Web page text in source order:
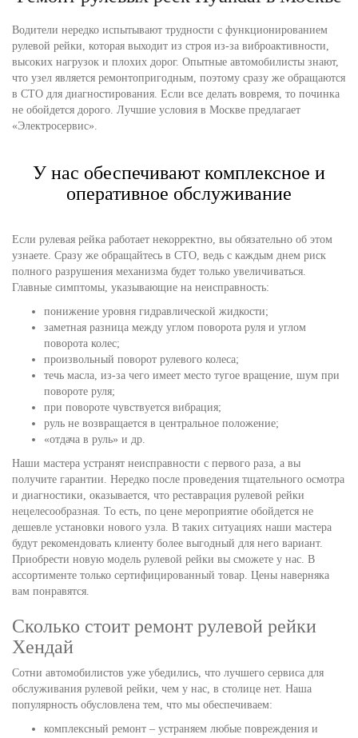
Водители нередко испытывают трудности с функционированием
рулевой рейки, которая выходит из строя из-за виброактивности,
высоких нагрузок и плохих дорог. Опытные автомобилисты знают,
что узел является ремонтопригодным, поэтому сразу же обращаются
в СТО для диагностирования. Если все делать вовремя, то починка
не обойдется дорого. Лучшие условия в Москве предлагает
«Электросервис».
У нас обеспечивают комплексное и
оперативное обслуживание
Если рулевая рейка работает некорректно, вы обязательно об этом
узнаете. Сразу же обращайтесь в СТО, ведь с каждым днем риск
полного разрушения механизма будет только увеличиваться.
Главные симптомы, указывающие на неисправность:
понижение уровня гидравлической жидкости;
заметная разница между углом поворота руля и углом
поворота колес;
произвольный поворот рулевого колеса;
течь масла, из-за чего имеет место тугое вращение, шум при
повороте руля;
при повороте чувствуется вибрация;
руль не возвращается в центральное положение;
«отдача в руль» и др.
Наши мастера устранят неисправности с первого раза, а вы
получите гарантии. Нередко после проведения тщательного осмотра
и диагностики, оказывается, что реставрация рулевой рейки
нецелесообразная. То есть, по цене мероприятие обойдется не
дешевле установки нового узла. В таких ситуациях наши мастера
будут рекомендовать клиенту более выгодный для него вариант.
Приобрести новую модель рулевой рейки вы сможете у нас. В
ассортименте только сертифицированный товар. Цены наверняка
вам понравятся.
Сколько стоит ремонт рулевой рейки
Хендай
Сотни автомобилистов уже убедились, что лучшего сервиса для
обслуживания рулевой рейки, чем у нас, в столице нет. Наша
популярность обусловлена тем, что мы обеспечиваем:
комплексный ремонт – устраняем любые повреждения и